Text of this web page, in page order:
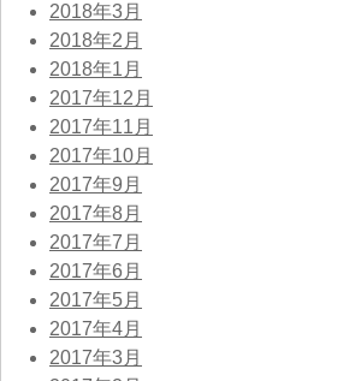
2018年3月
2018年2月
2018年1月
2017年12月
2017年11月
2017年10月
2017年9月
2017年8月
2017年7月
2017年6月
2017年5月
2017年4月
2017年3月